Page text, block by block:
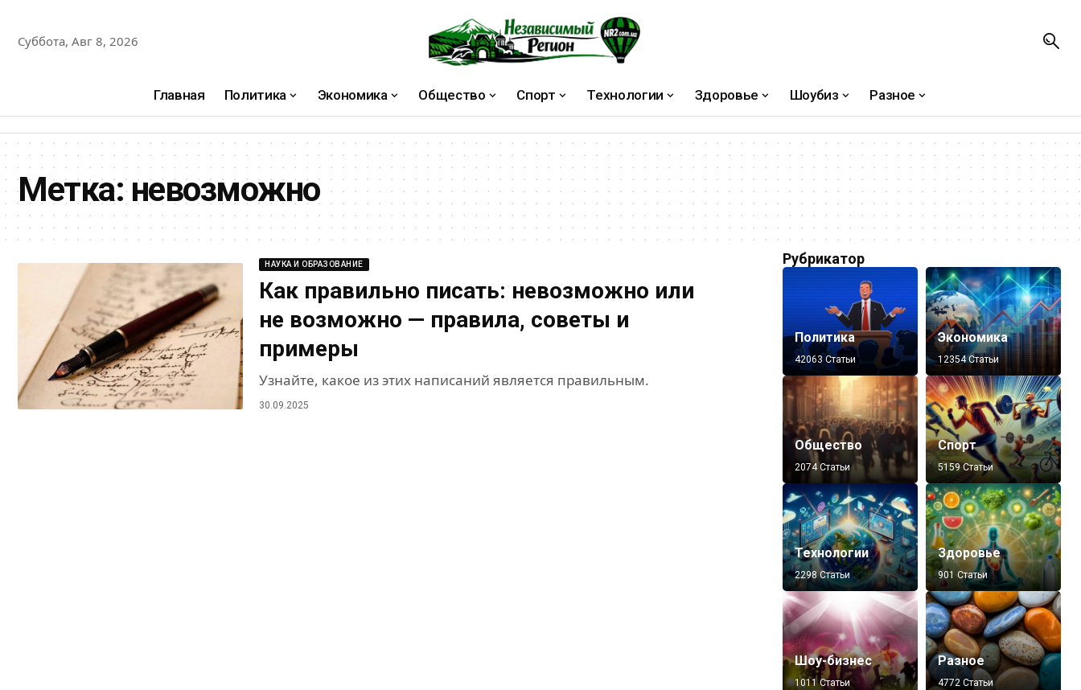
Суббота, Авг 8, 2026
Главная Политика Экономика Общество Спорт Технологии Здоровье Шоубиз Разное
Метка:невозможно
НАУКА И ОБРАЗОВАНИЕ
Как правильно писать: невозможно или
не возможно — правила, советы и
примеры
Узнайте, какое из этих написаний является правильным.
30.09.2025
Рубрикатор
Политика
42063 Статьи
Экономика
12354 Статьи
Общество
2074 Статьи
Спорт
5159 Статьи
Технологии
2298 Статьи
Здоровье
901 Статьи
Шоу-бизнес
1011 Статьи
Разное
4772 Статьи